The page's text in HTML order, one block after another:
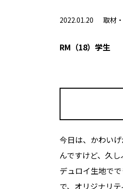
2022.01.20 取材
RM（18）学生
今日は、かわい
んですけど、久
デュロイ生地で
で、オリジナリ